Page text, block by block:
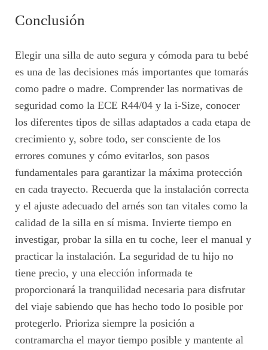
Conclusión
Elegir una silla de auto segura y cómoda para tu bebé
es una de las decisiones más importantes que tomarás
como padre o madre. Comprender las normativas de
seguridad como la ECE R44/04 y la i-Size, conocer
los diferentes tipos de sillas adaptados a cada etapa de
crecimiento y, sobre todo, ser consciente de los
errores comunes y cómo evitarlos, son pasos
fundamentales para garantizar la máxima protección
en cada trayecto. Recuerda que la instalación correcta
y el ajuste adecuado del arnés son tan vitales como la
calidad de la silla en sí misma. Invierte tiempo en
investigar, probar la silla en tu coche, leer el manual y
practicar la instalación. La seguridad de tu hijo no
tiene precio, y una elección informada te
proporcionará la tranquilidad necesaria para disfrutar
del viaje sabiendo que has hecho todo lo posible por
protegerlo. Prioriza siempre la posición a
contramarcha el mayor tiempo posible y mantente al